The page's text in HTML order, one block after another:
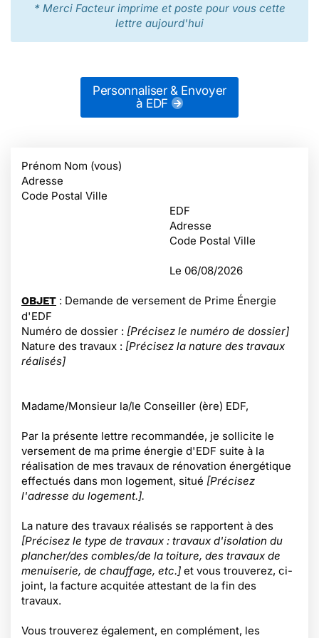
* Merci Facteur imprime et poste pour vous cette
lettre aujourd'hui
Personnaliser & Envoyer
à EDF
Prénom Nom (vous)
Adresse
Code Postal Ville
EDF
Adresse
Code Postal Ville
Le 06/08/2026
OBJET : Demande de versement de Prime Énergie
d'EDF
Numéro de dossier : [Précisez le numéro de dossier]
Nature des travaux : [Précisez la nature des travaux
réalisés]
Madame/Monsieur la/le Conseiller (ère) EDF,
Par la présente lettre recommandée, je sollicite le
versement de ma prime énergie d'EDF suite à la
réalisation de mes travaux de rénovation énergétique
effectués dans mon logement, situé [Précisez
l'adresse du logement.].
La nature des travaux réalisés se rapportent à des
[Précisez le type de travaux : travaux d'isolation du
plancher/des combles/de la toiture, des travaux de
menuiserie, de chauffage, etc.] et vous trouverez, ci-
joint, la facture acquitée attestant de la fin des
travaux.
Vous trouverez également, en complément, les